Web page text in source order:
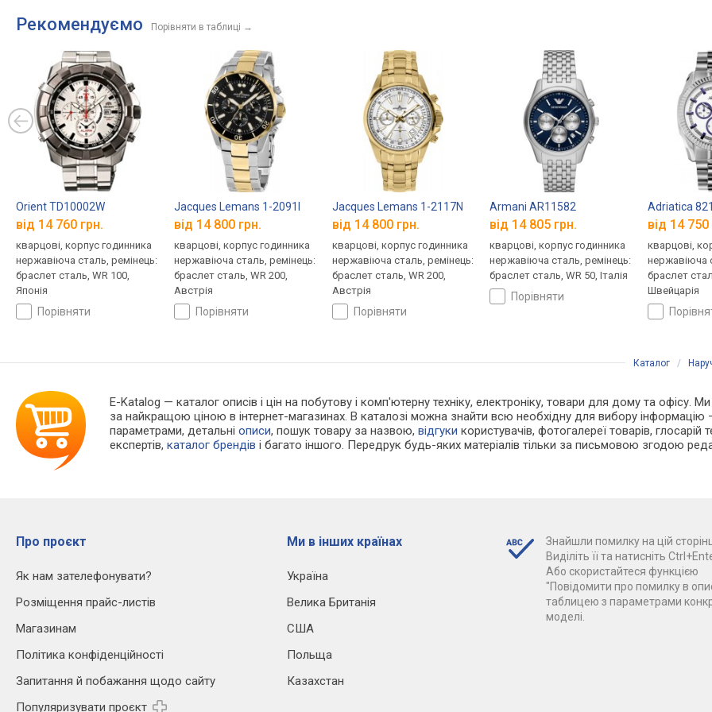
Рекомендуємо Порівняти в таблиці →
Orient TD10002W
від 14 760 грн.
кварцові, корпус годинника
нержавіюча сталь, ремінець:
браслет сталь, WR 100,
Японія
порівняти
Jacques Lemans 1-2091I
від 14 800 грн.
кварцові, корпус годинника
нержавіюча сталь, ремінець:
браслет сталь, WR 200,
Австрія
порівняти
Jacques Lemans 1-2117N
від 14 800 грн.
кварцові, корпус годинника
нержавіюча сталь, ремінець:
браслет сталь, WR 200,
Австрія
порівняти
Armani AR11582
від 14 805 грн.
кварцові, корпус годинника
нержавіюча сталь, ремінець:
браслет сталь, WR 50, Італія
порівняти
Adriatica
від 14 750
кварцові,
нержавіюча
браслет
Швейцарія
Каталог /
E-Katalog — каталог описів і цін на побутову і комп'ютерну техніку, електроніку, товари для дому та офісу.
за найкращою ціною в інтернет-магазинах. В каталозі можна знайти всю необхідну для вибору
параметрами, детальніописи, пошук товару за назвою,відгуки користувачів, фотогалереї товарів, глосарій
експертів,каталог брендів і багато іншого. Передрук будь-яких матеріалів тільки за письмовою згодою
Про проєкт
Як нам зателефонувати?
Розміщення прайс-листів
Магазинам
Політика конфіденційності
Запитання й побажання щодо сайту
Популяризувати проєкт
Ми в інших країнах
Україна
Велика Британія
США
Польща
Казахстан
Знайшли помилку на цій
Виділіть її та натисніть
Або скористайтеся функцією
"Повідомити про помилку в
таблицею з параметрами
моделі.